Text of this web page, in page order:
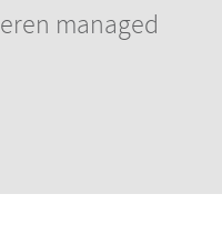
managed